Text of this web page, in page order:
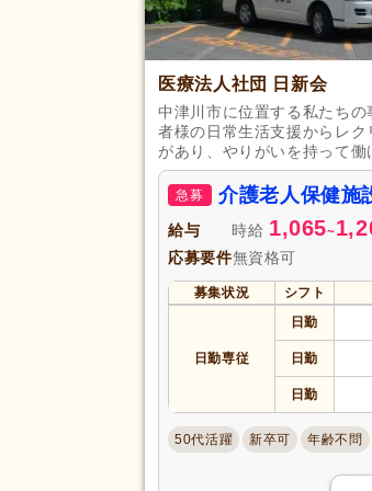
医療法人社団 日新会
中津川市に位置する私たち
者様の日常生活支援からレ
があり、やりがいを持って
急募 介護老人保健施
給与 時給 1,065~
応募要件無資格可
募集状況 シフト
日勤専従
日勤
日勤
日勤
50代活躍 新卒可 年齢不問